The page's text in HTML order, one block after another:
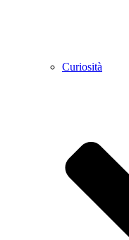
Curiosità